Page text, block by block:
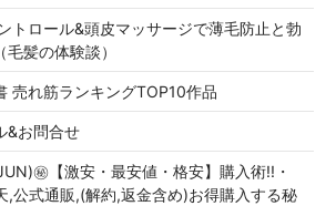
トロール&頭皮マッサージで薄毛防止と勃
髪の体験談）
売れ筋ランキングTOP10作品
&お問合せ
㊙【激安・最安値・格安】購入術!!・
,公式通販,(解約,返金含め)お得購入する秘